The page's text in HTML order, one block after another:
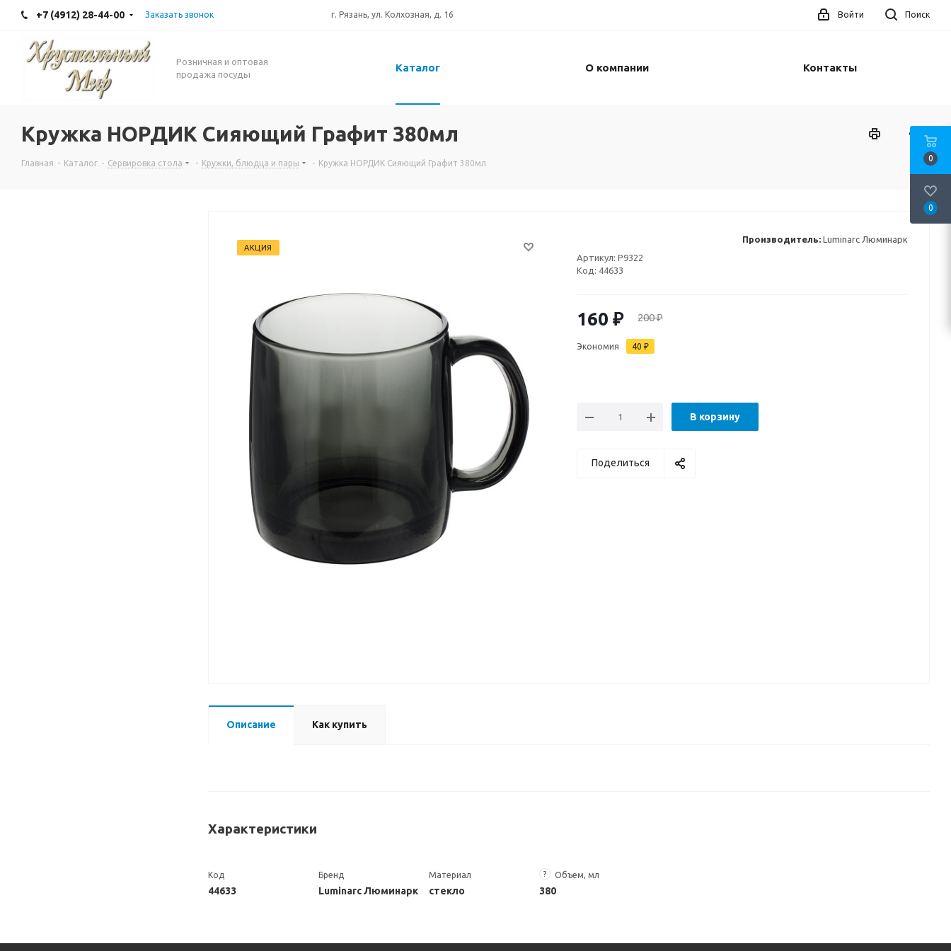
+7 (4912) 28-44-00 Заказать звонок г. Рязань, ул. Колхозная, д. 16 Поиск
Войти
Розничная и оптовая
продажа посуды
Каталог О компании Контакты
Кружка НОРДИК Сияющий Графит 380мл
Главная - Каталог - Сервировка стола - Кружки, блюдца и пары - Кружка НОРДИК Сияющий Графит 380мл
АКЦИЯ
Производитель: Luminarc Люминарк
Артикул: P9322
Код: 44633
160 ₽ 200₽
Экономия 40 ₽
В корзину
Поделиться
Описание Как купить
Характеристики
Код
44633
Бренд
Luminarc Люминарк
Материал
стекло
? Объем, мл
380
0
0